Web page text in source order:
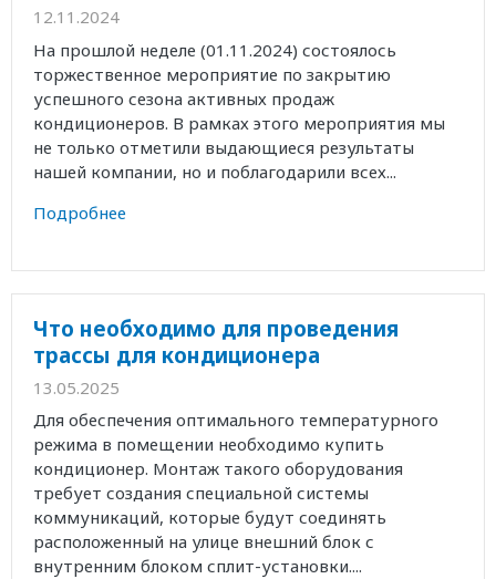
12.11.2024
На прошлой неделе (01.11.2024) состоялось
торжественное мероприятие по закрытию
успешного сезона активных продаж
кондиционеров. В рамках этого мероприятия мы
не только отметили выдающиеся результаты
нашей компании, но и поблагодарили всех...
Подробнее
Что необходимо для проведения
трассы для кондиционера
13.05.2025
Для обеспечения оптимального температурного
режима в помещении необходимо купить
кондиционер. Монтаж такого оборудования
требует создания специальной системы
коммуникаций, которые будут соединять
расположенный на улице внешний блок с
внутренним блоком сплит-установки....